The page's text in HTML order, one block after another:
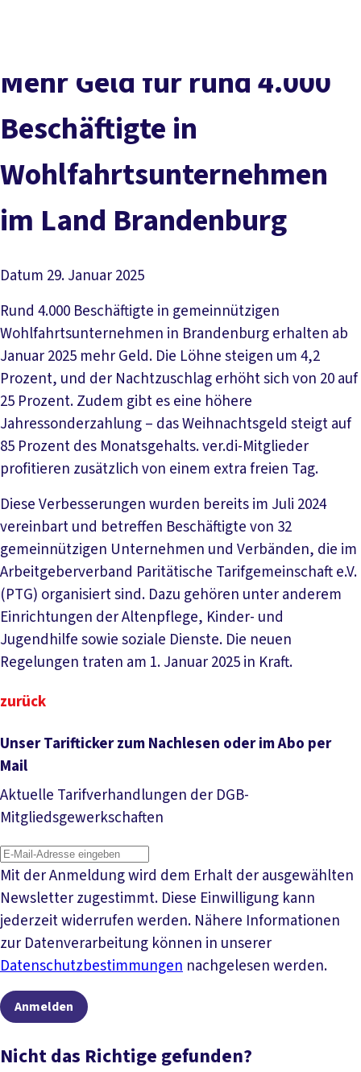
Service
Mitmachen Politik
Mehr Geld für rund 4.000
Beschäftigte in
Wohlfahrtsunternehmen
im Land Brandenburg
Datum 29. Januar 2025
Rund 4.000 Beschäftigte in gemeinnützigen
Wohlfahrtsunternehmen in Brandenburg erhalten ab
Januar 2025 mehr Geld. Die Löhne steigen um 4,2
Prozent, und der Nachtzuschlag erhöht sich von 20 auf
25 Prozent. Zudem gibt es eine höhere
Jahressonderzahlung – das Weihnachtsgeld steigt auf
85 Prozent des Monatsgehalts. ver.di-Mitglieder
profitieren zusätzlich von einem extra freien Tag.
Diese Verbesserungen wurden bereits im Juli 2024
vereinbart und betreffen Beschäftigte von 32
gemeinnützigen Unternehmen und Verbänden, die im
Arbeitgeberverband Paritätische Tarifgemeinschaft e.V.
(PTG) organisiert sind. Dazu gehören unter anderem
Einrichtungen der Altenpflege, Kinder- und
Jugendhilfe sowie soziale Dienste. Die neuen
Regelungen traten am 1. Januar 2025 in Kraft.
zurück
Unser Tarifticker zum Nachlesen oder im Abo per
Mail
Aktuelle Tarifverhandlungen der DGB-
Mitgliedsgewerkschaften
Mit der Anmeldung wird dem Erhalt der ausgewählten
Newsletter zugestimmt. Diese Einwilligung kann
jederzeit widerrufen werden. Nähere Informationen
zur Datenverarbeitung können in unserer
Datenschutzbestimmungen nachgelesen werden.
Anmelden
Nicht das Richtige gefunden?